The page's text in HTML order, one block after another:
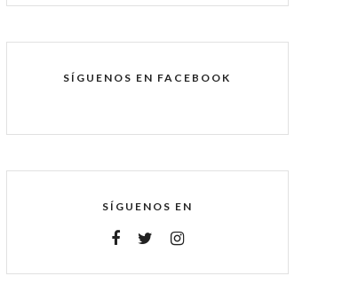
SÍGUENOS EN FACEBOOK
SÍGUENOS EN